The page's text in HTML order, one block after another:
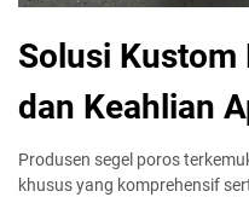
Solusi
dan Keahlian
Produsen segel poros
khusus yang komprehensif